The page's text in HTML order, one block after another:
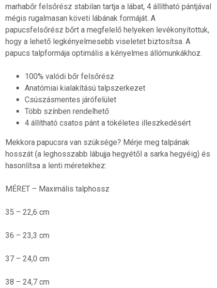
marhabőr felsőrész stabilan tartja a lábat, 4 állítható pántjával
mégis rugalmasan követi lábának formáját. A
papucsfelsőrész bőrt a megfelelő helyeken levékonyítottuk,
hogy a lehető legkényelmesebb viseletet biztosítsa. A
papucs talpformája optimális a kényelmes állómunkákhoz.
100% valódi bőr felsőrész
Anatómiai kialakítású talpszerkezet
Csúszásmentes járófelület
Több színben rendelhető
4 állítható csatos pánt a tökéletes illeszkedésért
Mekkora papucsra van szüksége? Mérje meg talpának
hosszát (a leghosszabb lábujja hegyétől a sarka hegyéig) és
hasonlítsa a lenti méretekhez:
MÉRET – Maximális talphossz
35 – 22,6 cm
36 – 23,3 cm
37 – 24,0 cm
38 – 24,7 cm